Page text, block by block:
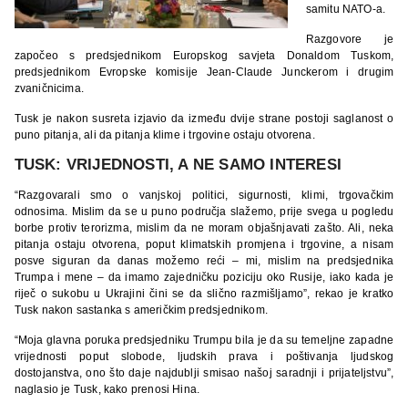
samitu NATO-a.
Razgovore je
započeo s predsjednikom Europskog savjeta Donaldom Tuskom,
predsjednikom Evropske komisije Jean-Claude Junckerom i drugim
zvaničnicima.
Tusk je nakon susreta izjavio da između dvije strane postoji saglanost o
puno pitanja, ali da pitanja klime i trgovine ostaju otvorena.
TUSK: VRIJEDNOSTI, A NE SAMO INTERESI
“Razgovarali smo o vanjskoj politici, sigurnosti, klimi, trgovačkim
odnosima. Mislim da se u puno područja slažemo, prije svega u pogledu
borbe protiv terorizma, mislim da ne moram objašnjavati zašto. Ali, neka
pitanja ostaju otvorena, poput klimatskih promjena i trgovine, a nisam
posve siguran da danas možemo reći – mi, mislim na predsjednika
Trumpa i mene – da imamo zajedničku poziciju oko Rusije, iako kada je
riječ o sukobu u Ukrajini čini se da slično razmišljamo”, rekao je kratko
Tusk nakon sastanka s američkim predsjednikom.
“Moja glavna poruka predsjedniku Trumpu bila je da su temeljne zapadne
vrijednosti poput slobode, ljudskih prava i poštivanja ljudskog
dostojanstva, ono što daje najdublji smisao našoj saradnji i prijateljstvu”,
naglasio je Tusk, kako prenosi Hina.